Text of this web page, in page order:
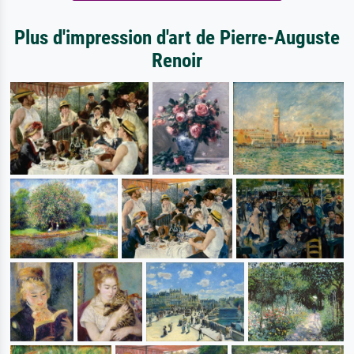
Plus d'impression d'art de Pierre-Auguste
Renoir